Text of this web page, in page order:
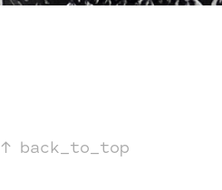
↑ back_to_top